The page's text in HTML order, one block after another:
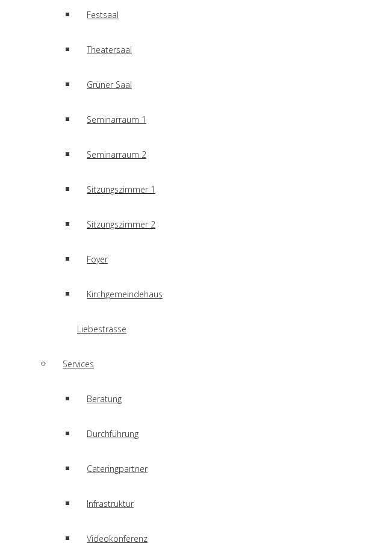
Festsaal
Theatersaal
Grüner Saal
Seminarraum 1
Seminarraum 2
Sitzungszimmer 1
Sitzungszimmer 2
Foyer
Kirchgemeindehaus
Liebestrasse
Services
Beratung
Durchführung
Cateringpartner
Infrastruktur
Videokonferenz